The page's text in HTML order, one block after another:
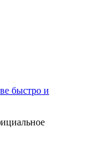
быстро и